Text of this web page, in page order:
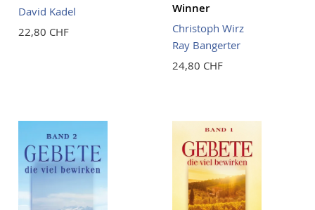
David Kadel
22,80 CHF
Winner
Christoph Wirz
Ray Bangerter
24,80 CHF